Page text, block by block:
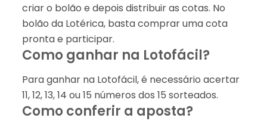
criar o bolão e depois distribuir as cotas. No
bolão da Lotérica, basta comprar uma cota
pronta e participar.
Como ganhar na Lotofácil?
Para ganhar na Lotofácil, é necessário acertar
11, 12, 13, 14 ou 15 números dos 15 sorteados.
Como conferir a aposta?